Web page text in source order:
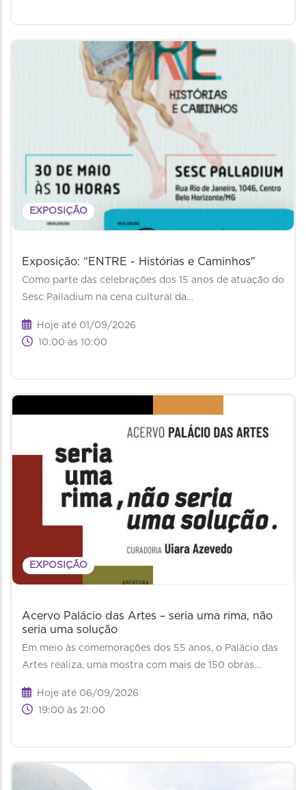
EXPOSIÇÃO
Exposição: “ENTRE - Histórias e Caminhos"
Como parte das celebrações dos 15 anos de atuação do
Sesc Palladium na cena cultural da…
Hoje até 01/09/2026
10:00 às 10:00
EXPOSIÇÃO
Acervo Palácio das Artes – seria uma rima, não
seria uma solução
Em meio às comemorações dos 55 anos, o Palácio das
Artes realiza, uma mostra com mais de 150 obras…
Hoje até 06/09/2026
19:00 às 21:00